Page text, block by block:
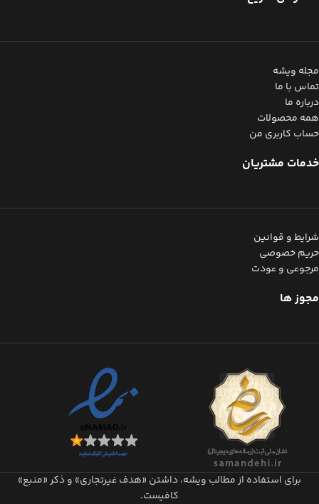
مجله ویشه
تماس با ما
درباره ما
همه محصولات
حساب کاربری من
خدمات مشتریان
شرایط و قوانین
حریم خصوصی
مرجوعی و عودت
مجوز ها
برای استفاده از مطالب ویشه، داشتن «هدف غیرتجاری» و ذکر «منبع»
کافیست.​